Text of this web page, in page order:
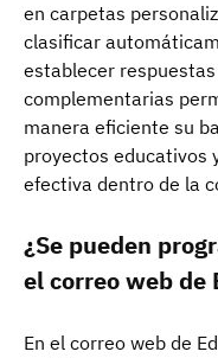
en carpetas
clasificar
establecer
complementarias
manera eficiente su
proyectos educativos
efectiva dentro de la
¿Se pueden
el correo web de
En el correo web de